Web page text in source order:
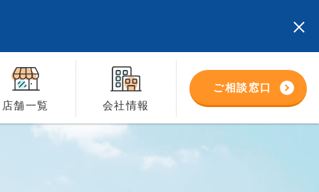
店舗一覧 会社情報
ご相談窓口